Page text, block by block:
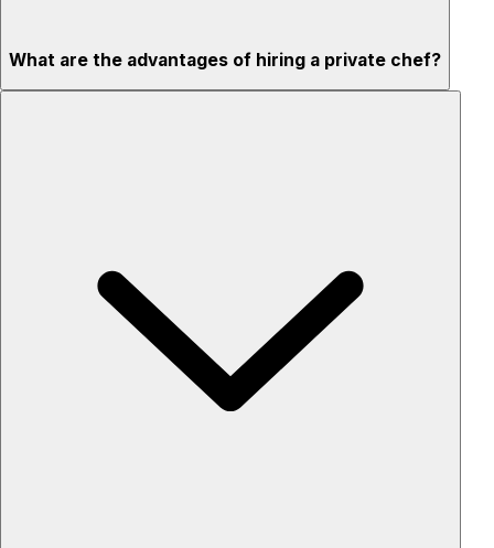
What are the advantages of hiring a private chef?
Privacy – skip crowded restaurants
'Chef’s table' storytelling – watch and learn as dishes are